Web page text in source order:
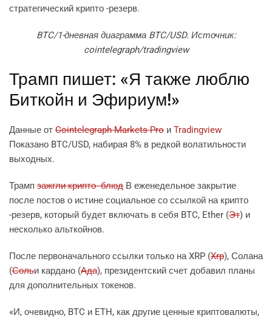
стратегический крипто -резерв.
BTC/1-дневная диаграмма BTC/USD. Источник:
cointelegraph/tradingview
Трамп пишет: «Я также люблю
Биткойн и Эфириум!»
Данные от Cointelegraph Markets Pro и Tradingview
Показано BTC/USD, набирая 8% в редкой волатильности
выходных.
Трамп зажгли крипто -блюд В еженедельное закрытие
после постов о истине социальное со ссылкой на крипто
-резерв, который будет включать в себя BTC, Ether (Эт) и
несколько альткойнов.
После первоначального ссылки только на XRP (Xrp), Солана
(Сольи кардано (Ада), президентский счет добавил планы
для дополнительных токенов.
«И, очевидно, BTC и ETH, как другие ценные криптовалюты,